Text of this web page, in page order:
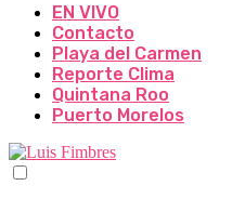
EN VIVO
Contacto
Playa del Carmen
Reporte Clima
Quintana Roo
Puerto Morelos